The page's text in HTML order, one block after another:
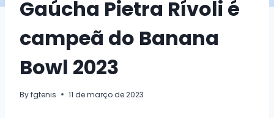
Gaúcha Pietra Rívoli é
campeã do Banana
Bowl 2023
Byfgtenis 11 de março de 2023